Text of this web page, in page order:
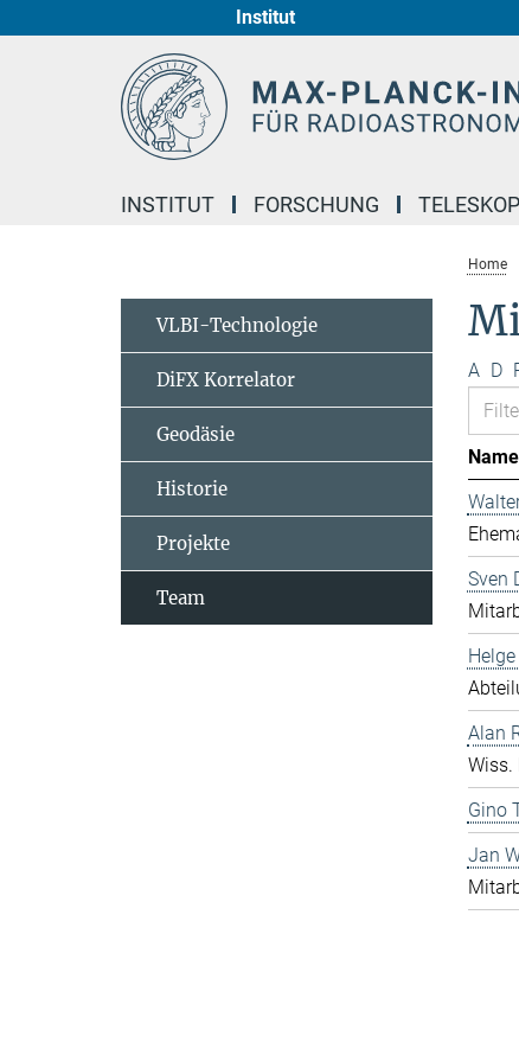
Institut
INSTITUT FORSCHUNG
Home
A D
Name
Sven
Alan
Wiss.
Gino
Jan
VLBI-Technologie
DiFX Korrelator
Geodäsie
Historie
Projekte
Team